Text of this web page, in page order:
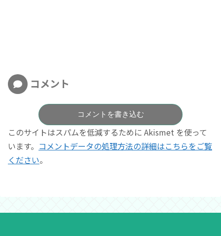
コメント
コメントを書き込む
このサイトはスパムを低減するために Akismet を使って
います。 コメントデータの処理方法の詳細はこちらをご覧
ください。